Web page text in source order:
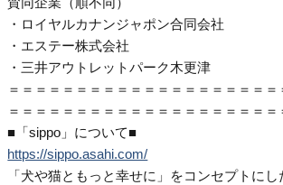
・ロイヤルカナンジャポン合同会社
・エステー株式会社
・三井アウトレットパーク木更津
＝＝＝＝＝＝＝＝＝＝＝＝＝＝＝＝＝＝＝＝
＝＝＝＝＝＝＝＝＝＝＝＝＝＝＝＝＝＝＝＝
■「sippo」について■
https://sippo.asahi.com/
「犬や猫ともっと幸せに」をコンセプトにし